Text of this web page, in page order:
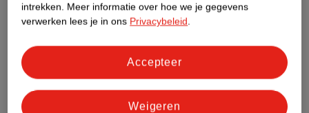
Nature Impact Score
Meer informatie
intrekken. Meer informatie over hoe we je gegevens
verwerken lees je in ons Privacybeleid.
Weigeren
Accepteer